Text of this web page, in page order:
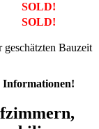
SOLD!
SOLD!
Bauzeit
Informationen!